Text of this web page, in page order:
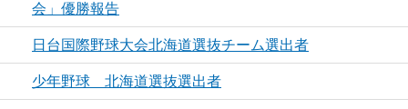
会」優勝報告
日台国際野球大会北海道選抜チーム選出者
少年野球 北海道選抜選出者